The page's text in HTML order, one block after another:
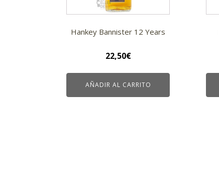
Hankey Bannister 12 Years
22,50€
AÑADIR AL CARRITO